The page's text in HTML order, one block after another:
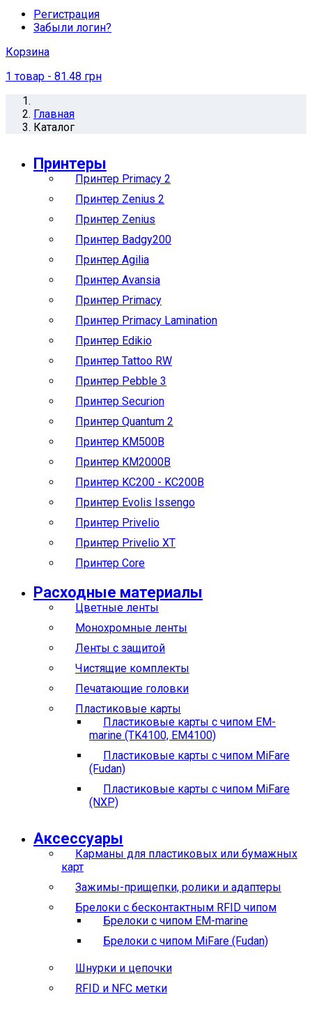
Регистрация
Забыли логин?
Корзина
1 товар - 81.48 грн
Главная
Каталог
Принтеры
Принтер Primacy 2
Принтер Zenius 2
Принтер Zenius
Принтер Badgy200
Принтер Agilia
Принтер Avansia
Принтер Primacy
Принтер Primacy Lamination
Принтер Edikio
Принтер Tattoo RW
Принтер Pebble 3
Принтер Securion
Принтер Quantum 2
Принтер KM500B
Принтер KM2000B
Принтер KC200 - KC200B
Принтер Evolis Issengo
Принтер Privelio
Принтер Privelio XT
Принтер Core
Расходные материалы
Цветные ленты
Монохромные ленты
Ленты с защитой
Чистящие комплекты
Печатающие головки
Пластиковые карты
Пластиковые карты с чипом EM-
marine (TK4100, EM4100)
Пластиковые карты с чипом MiFare
(Fudan)
Пластиковые карты с чипом MiFare
(NXP)
Аксессуары
Карманы для пластиковых или бумажных
карт
Зажимы-прищепки, ролики и адаптеры
Брелоки с бесконтактным RFID чипом
Брелоки с чипом EM-marine
Брелоки с чипом MiFare (Fudan)
Шнурки и цепочки
RFID и NFC метки